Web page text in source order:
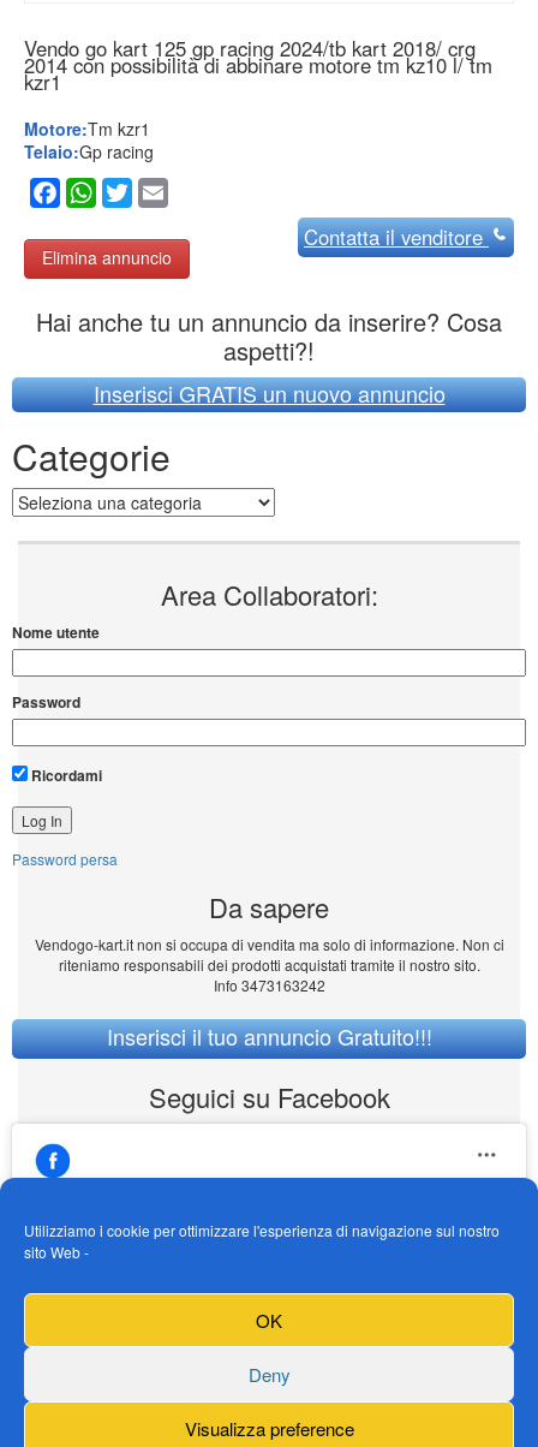
Utilizziamo i cookie per ottimizzare l'esperienza di navigazione sul nostro
sito Web -
OK
Deny
Visualizza preference
Vendo go kart 125 gp racing 2024/tb kart 2018/ crg
2014 con possibilità di abbinare motore tm kz10 l/ tm
kzr1
Motore:Tm kzr1
Telaio:Gp racing
Facebook
WhatsApp
Twitter
Elimina annuncio
Contattail venditore
Hai anche tu un annuncio da inserire? Cosa
aspetti?!
Inserisci GRATIS un nuovo annuncio
Categorie
Categorie
Area Collaboratori:
Nome utente
Password
Ricordami
Password persa
Da sapere
Vendogo-kart.it non si occupa di vendita ma solo di informazione. Non ci
riteniamo responsabili dei prodotti acquistati tramite il nostro sito.
Info 3473163242
Inserisci il tuo annuncio Gratuito!!!
Seguici su Facebook
https://www.facebook.com/Vendogokartit/
Fai clic per accettare i cookie marketing e
abilitare questo contenuto